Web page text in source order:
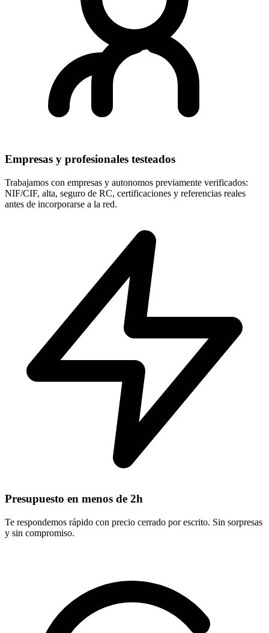
Empresas y profesionales testeados
Trabajamos con empresas y autonomos previamente verificados:
NIF/CIF, alta, seguro de RC, certificaciones y referencias reales
antes de incorporarse a la red.
Presupuesto en menos de 2h
Te respondemos rápido con precio cerrado por escrito. Sin sorpresas
y sin compromiso.